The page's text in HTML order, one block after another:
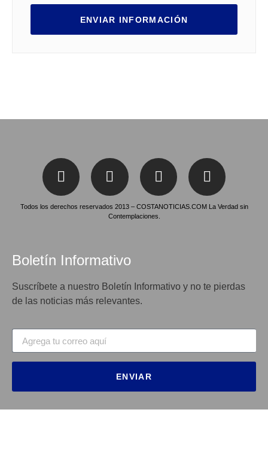
ENVIAR INFORMACIÓN
Todos los derechos reservados 2013 – COSTANOTICIAS.COM La Verdad sin
Contemplaciones.
Boletín Informativo
Suscríbete a nuestro Boletín Informativo y no te pierdas
de las noticias más relevantes.
ENVIAR